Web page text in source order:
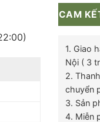
CAM
1. Giao
Nội ( 3
2.
chuyển
3. Sản
4. Miễn